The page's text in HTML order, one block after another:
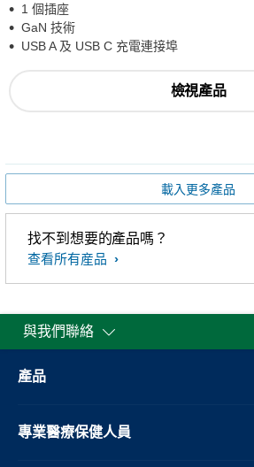
1 個插座
GaN 技術
USB A 及 USB C 充電連接埠
檢視產品
載入更多產品
找不到想要的產品嗎？
查看所有産品
與我們聯絡
產品
專業醫療保健人員